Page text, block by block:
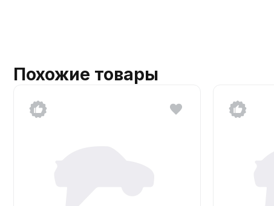
Похожие товары